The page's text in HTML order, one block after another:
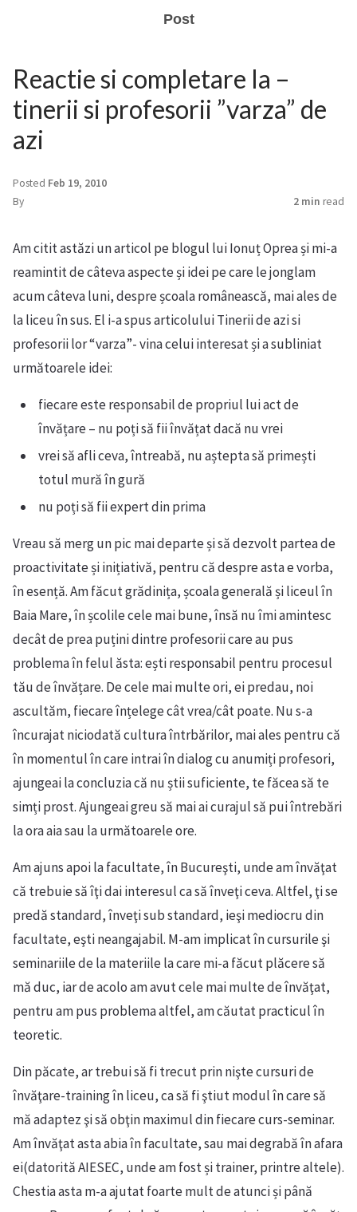
Post
Reactie si completare la –
tinerii si profesorii ”varza” de
azi
Posted Feb 19, 2010
By
2 min read
Am citit astăzi un articol pe blogul lui Ionuț Oprea și mi-a
reamintit de câteva aspecte și idei pe care le jonglam
acum câteva luni, despre școala românească, mai ales de
la liceu în sus. El i-a spus articolului Tinerii de azi si
profesorii lor “varza”- vina celui interesat și a subliniat
următoarele idei:
fiecare este responsabil de propriul lui act de
învățare – nu poți să fii învățat dacă nu vrei
vrei să afli ceva, întreabă, nu aștepta să primești
totul mură în gură
nu poți să fii expert din prima
Vreau să merg un pic mai departe și să dezvolt partea de
proactivitate și inițiativă, pentru că despre asta e vorba,
în esență. Am făcut grădinița, școala generală și liceul în
Baia Mare, în școlile cele mai bune, însă nu îmi amintesc
decât de prea puțini dintre profesorii care au pus
problema în felul ăsta: ești responsabil pentru procesul
tău de învățare. De cele mai multe ori, ei predau, noi
ascultăm, fiecare înțelege cât vrea/cât poate. Nu s-a
încurajat niciodată cultura întrbărilor, mai ales pentru că
în momentul în care intrai în dialog cu anumiți profesori,
ajungeai la concluzia că nu știi suficiente, te făcea să te
simți prost. Ajungeai greu să mai ai curajul să pui întrebări
la ora aia sau la următoarele ore.
Am ajuns apoi la facultate, în Bucureşti, unde am învăţat
că trebuie să îţi dai interesul ca să înveţi ceva. Altfel, ţi se
predă standard, înveţi sub standard, ieşi mediocru din
facultate, eşti neangajabil. M-am implicat în cursurile şi
seminariile de la materiile la care mi-a făcut plăcere să
mă duc, iar de acolo am avut cele mai multe de învăţat,
pentru am pus problema altfel, am căutat practicul în
teoretic.
Din păcate, ar trebui să fi trecut prin nişte cursuri de
învăţare-training în liceu, ca să fi ştiut modul în care să
mă adaptez şi să obţin maximul din fiecare curs-seminar.
Am învăţat asta abia în facultate, sau mai degrabă în afara
ei(datorită AIESEC, unde am fost și trainer, printre altele).
Chestia asta m-a ajutat foarte mult de atunci și până